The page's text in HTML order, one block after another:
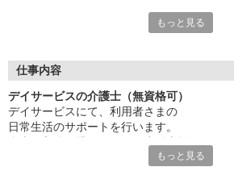
安心して過ごせる時間づくりをお手伝いし
チームで連携しながら業務を進めるため、
周囲と協力しやすく、落ち着いた環境で
「人の役に立つ仕事がしたい」
その想いを大切にできる職場です。
もっと見る
仕事内容
デイサービスの介護士（無資格可）
デイサービスにて、利用者さまの
日常生活のサポートを行います。
もっと見る